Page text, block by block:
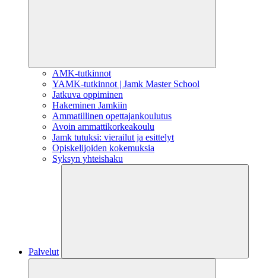
AMK-tutkinnot
YAMK-tutkinnot | Jamk Master School
Jatkuva oppiminen
Hakeminen Jamkiin
Ammatillinen opettajankoulutus
Avoin ammattikorkeakoulu
Jamk tutuksi: vierailut ja esittelyt
Opiskelijoiden kokemuksia
Syksyn yhteishaku
Palvelut